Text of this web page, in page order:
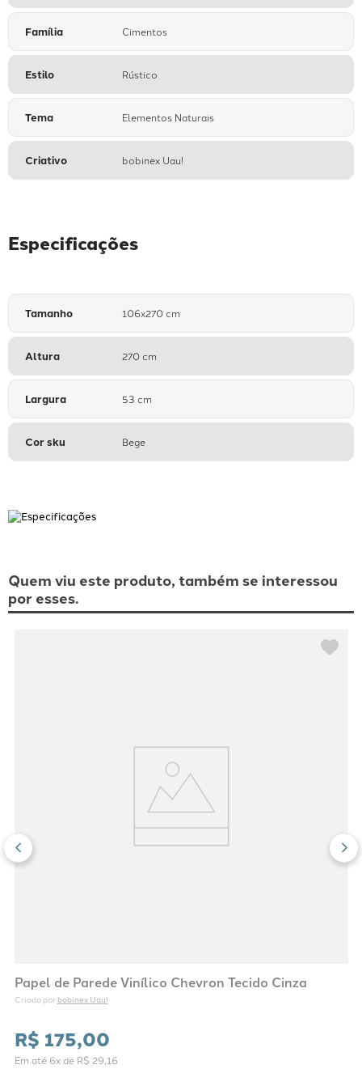
Família Cimentos
Estilo Rústico
Tema Elementos Naturais
Criativo bobinex Uau!
Especificações
Tamanho 106x270 cm
Altura 270 cm
Largura 53 cm
Cor sku Bege
Quem viu este produto, também se interessou
por esses.
Papel de Parede Vinílico Chevron Tecido Cinza
Criado por bobinex Uau!
R$ 175,00
Em até 6x de R$ 29 16